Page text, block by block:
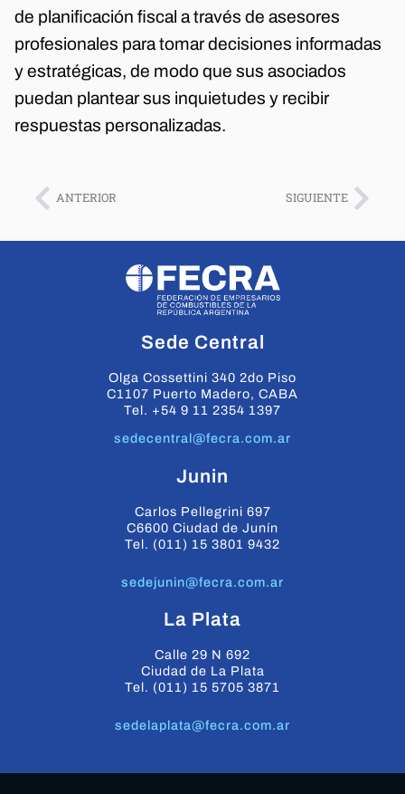
de planificación fiscal a través de asesores
profesionales para tomar decisiones informadas
y estratégicas, de modo que sus asociados
puedan plantear sus inquietudes y recibir
respuestas personalizadas.
ANTERIOR SIGUIENTE
Sede Central
Olga Cossettini 340 2do Piso
C1107 Puerto Madero, CABA
Tel. +54 9 11 2354 1397
sedecentral@fecra.com.ar
Junin
Carlos Pellegrini 697
C6600 Ciudad de Junín
Tel. (011) 15 3801 9432
sedejunin@fecra.com.ar
La Plata
Calle 29 N 692
Ciudad de La Plata
Tel. (011) 15 5705 3871
sedelaplata@fecra.com.ar